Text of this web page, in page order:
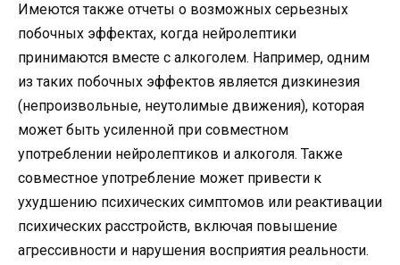
Имеются также отчеты о возможных серьезных
побочных эффектах, когда нейролептики
принимаются вместе с алкоголем. Например, одним
из таких побочных эффектов является дизкинезия
(непроизвольные, неутолимые движения), которая
может быть усиленной при совместном
употреблении нейролептиков и алкоголя. Также
совместное употребление может привести к
ухудшению психических симптомов или реактивации
психических расстройств, включая повышение
агрессивности и нарушения восприятия реальности.